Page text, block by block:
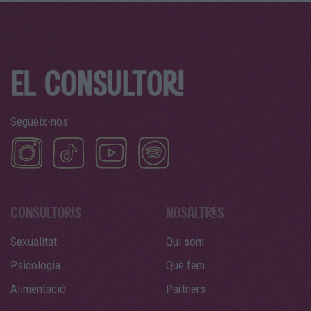
Segueix-nos:
Sexualitat
Psicologia
Alimentació
Qui som
Què fem
Partners